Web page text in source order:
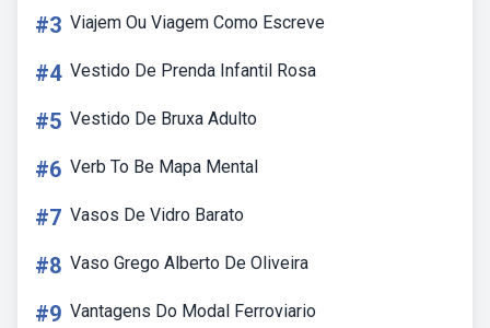
#3 Viajem Ou Viagem Como Escreve
#4 Vestido De Prenda Infantil Rosa
#5 Vestido De Bruxa Adulto
#6 Verb To Be Mapa Mental
#7 Vasos De Vidro Barato
#8 Vaso Grego Alberto De Oliveira
#9 Vantagens Do Modal Ferroviario